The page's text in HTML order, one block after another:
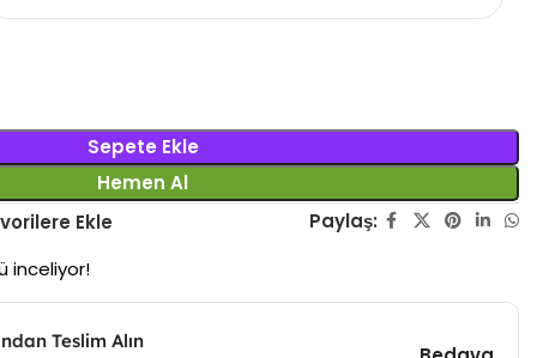
Sepete Ekle
Hemen Al
Ekle
Paylaş:
inceliyor!
Teslim Alın